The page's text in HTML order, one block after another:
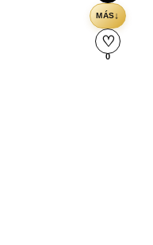
MÁS↓
♡
0